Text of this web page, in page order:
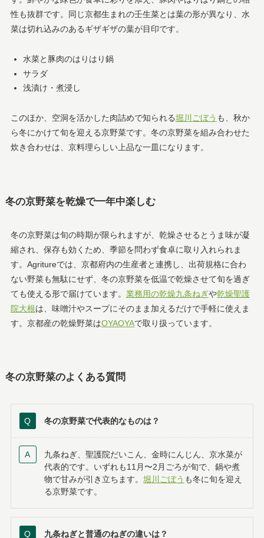
性も抜群です。同じ京都生まれの壬生菜とは葉の形が異なり、水
菜は切れ込みのあるギザギザの葉が目印です。
水菜と豚肉のはりはり鍋
サラダ
浅漬け・煮浸し
このほか、空洞を活かした肉詰めで知られる堀川ごぼう も、秋か
ら冬にかけて旬を迎える京野菜です。冬の京野菜を組み合わせた
炊き合わせは、京料理らしい上品な一皿になります。
冬の京野菜を乾燥で一年中楽しむ
冬の京野菜は旬の時期が限られますが、乾燥させるとうま味が凝
縮され、保存も効くため、季節を問わず食卓に取り入れられま
す。Agritureでは、京都府内の生産者と連携し、出荷規格に合わ
ない野菜も無駄にせず、冬の京野菜を低温で乾燥させて旬を過ぎ
ても使える形で届けています。 業務用の乾燥九条ねぎや乾燥聖護
院大根は、味噌汁やスープにそのまま加えるだけで手軽に使えま
す。京都産の乾燥野菜はOYAOYAで取り扱っています。
冬の京野菜のよくある質問
冬の京野菜で代表的なものは？
九条ねぎ、聖護院だいこん、金時にんじん、京水菜が
代表的です。いずれも11月〜2月ごろが旬で、鍋や煮
物で甘みが引き立ちます。 堀川ごぼう も冬に旬を迎え
る京野菜です。
九条ねぎと普通のねぎの違いは？